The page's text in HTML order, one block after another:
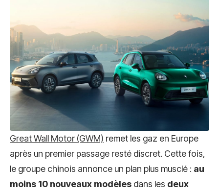
Great Wall Motor (GWM) remet les gaz en Europe
après un premier passage resté discret. Cette fois,
le groupe chinois annonce un plan plus musclé : au
moins 10 nouveaux modèles dans les deux